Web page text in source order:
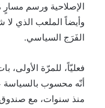
الإصلاحية ورسم
وأيضاً الملعب الذي
الفَرَج السياسي.
فعليّاً، للمرّة
أنّه محسوب بالسياسة
منذ سنوات، مع صندوق